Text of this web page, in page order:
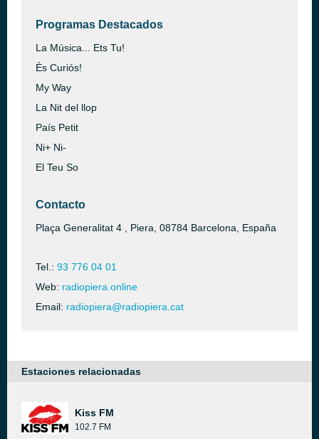
Programas Destacados
La Música... Ets Tu!
És Curiós!
My Way
La Nit del llop
País Petit
Ni+ Ni-
El Teu So
Contacto
Plaça Generalitat 4 , Piera, 08784 Barcelona, España
Tel.: 93 776 04 01
Web: radiopiera.online
Email: radiopiera@radiopiera.cat
Estaciones relacionadas
Kiss FM
102.7 FM